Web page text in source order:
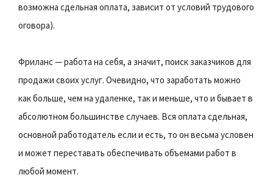
возможна сдельная оплата, зависит от условий трудового
оговора).
Фриланс — работа на себя, а значит, поиск заказчиков для
продажи своих услуг. Очевидно, что заработать можно
как больше, чем на удаленке, так и меньше, что и бывает в
абсолютном большинстве случаев. Вся оплата сдельная,
основной работодатель если и есть, то он весьма условен
и может переставать обеспечивать объемами работ в
любой момент.